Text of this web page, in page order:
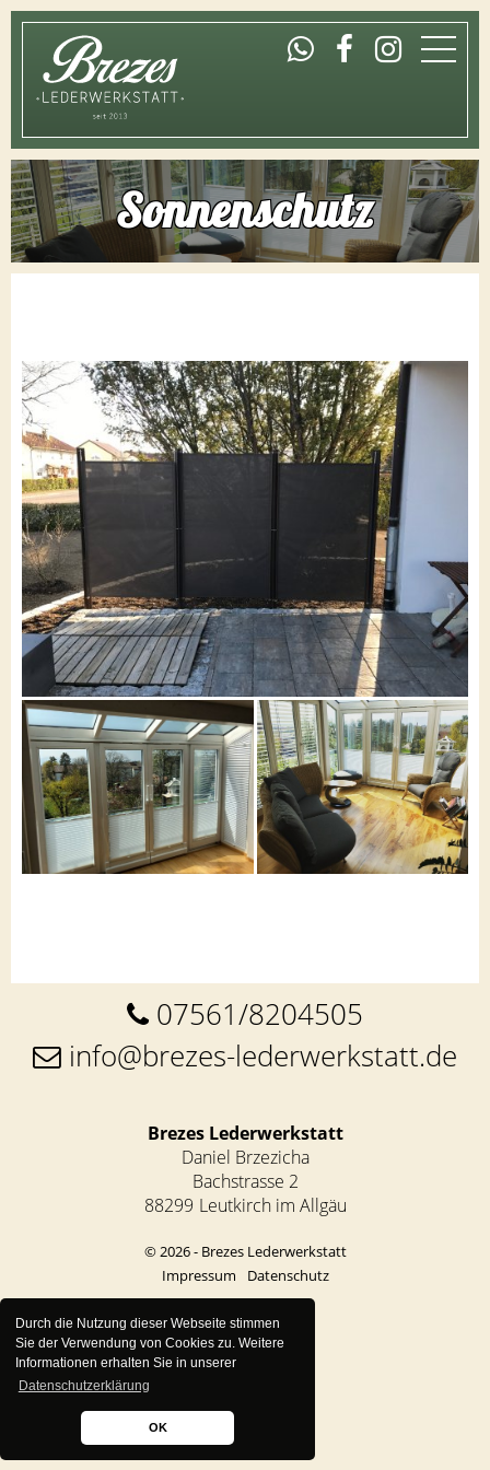
Durch die Nutzung dieser Webseite stimmen
Sie der Verwendung von Cookies zu. Weitere
Informationen erhalten Sie in unserer
Datenschutzerklärung
OK
Home
Laden
Shop
Öffnungszeiten
Kontakt
Sonnenschutz
07561/8204505
info@brezes-lederwerkstatt.de
Brezes Lederwerkstatt
Daniel Brzezicha
Bachstrasse 2
88299 Leutkirch im Allgäu
© 2026 - Brezes Lederwerkstatt
Impressum
Datenschutz